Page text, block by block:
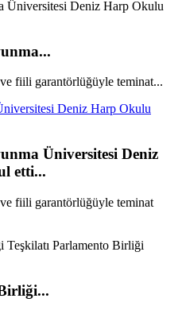
fiili garantörlüğüyle teminat...
Deniz Harp Okulu
Üniversitesi Deniz
etti...
fiili garantörlüğüyle teminat